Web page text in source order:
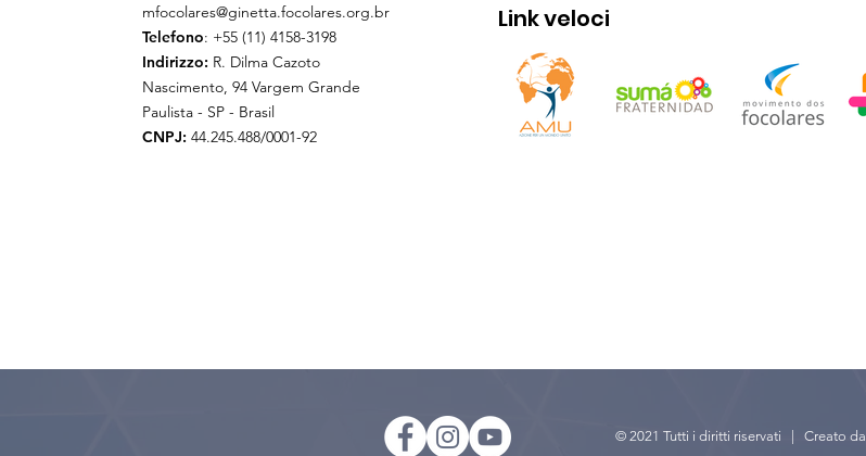
mfocolares@ginetta.focolares.org.br
Telefono: +55 (11) 4158-3198
Indirizzo: R. Dilma Cazoto
Nascimento, 94 Vargem Grande
Paulista - SP - Brasil
CNPJ: 44.245.488/0001-92
Link veloci
© 2021 Tutti i diritti riservati | Creato da